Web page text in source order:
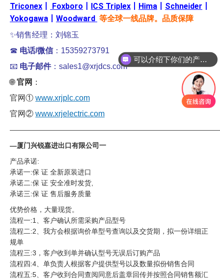
Triconex
Foxboro ICS Triplex Hima Schneider
Yokogawa
Woodward 等全球一线品牌。品质保障
✨销售经理：刘锦玉
☎ 电话/微信：15359273791
📧 电子邮件：sales1@xrjdcs.com
🌐官网 ：
官网① www.xrjplc.com
官网② www.xrjelectric.com
—厦门兴锐嘉进出口有限公司一
产品承诺:
承诺一:保 证 全新原装进口
承诺二:保 证 安全准时发货,
承诺三:保 证 售后服务质量
优势价格，大量现货。
流程一:1、客户确认所需采购产品型号
流程二:2、我方会根据询价单型号查询以及交货期，拟一份详细正
规单
流程三:3，客户收到单并确认型号无误后订购产品
流程四:4、单负责人根据客户提供型号以及数量拟份销售合同
流程五:5、客户收到合同查阅同意后盖章回传并按照合同销售额汇
可以介绍下你们的产品么
你们是怎么收费的呢